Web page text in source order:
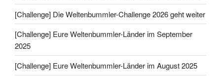
[Challenge] Die Weltenbummler-Challenge 2026 geht weiter
[Challenge] Eure Weltenbummler-Länder im September
2025
[Challenge] Eure Weltenbummler-Länder im August 2025